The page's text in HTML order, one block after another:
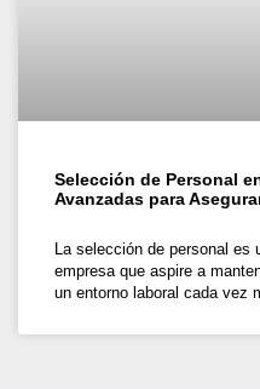
Selección de Personal
Avanzadas para
La selección de personal es
empresa que aspire a
un entorno laboral cada vez